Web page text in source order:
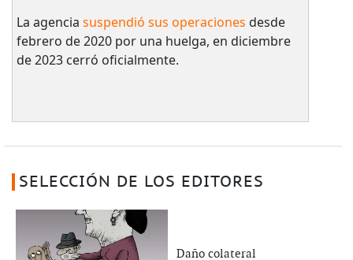
La agencia suspendió sus operaciones desde
febrero de 2020 por una huelga, en diciembre
de 2023 cerró oficialmente.
SELECCIÓN DE LOS EDITORES
Daño colateral